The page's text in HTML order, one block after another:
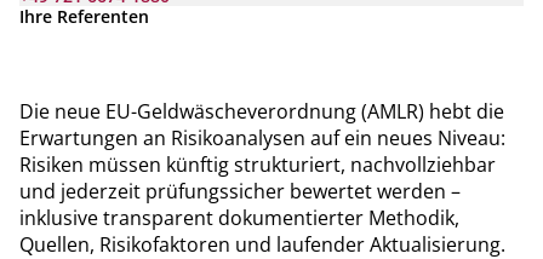
Ihre Referenten
Die neue EU-Geldwäscheverordnung (AMLR) hebt die
Erwartungen an Risikoanalysen auf ein neues Niveau:
Risiken müssen künftig strukturiert, nachvollziehbar
und jederzeit prüfungssicher bewertet werden –
inklusive transparent dokumentierter Methodik,
Quellen, Risikofaktoren und laufender Aktualisierung.